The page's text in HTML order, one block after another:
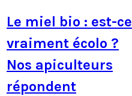
Le miel bio : est-ce
vraiment écolo ?
Nos apiculteurs
répondent